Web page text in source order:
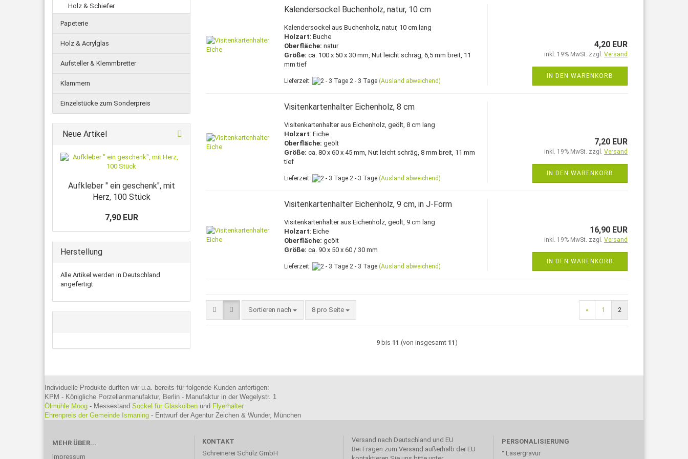
Kalendersockel Buchenholz, natur, 10 cm
Kalendersockel aus Buchenholz, natur, 10 cm lang
Holzart: Buche
Oberfläche: natur
Größe: ca. 100 x 50 x 30 mm, Nut leicht schräg, 6,5 mm breit, 11
mm tief
Lieferzeit: 2 - 3 Tage (Ausland abweichend)
4,20 EUR
inkl. 19% MwSt. zzgl. Versand
IN DEN WARENKORB
Visitenkartenhalter Eichenholz, 8 cm
Visitenkartenhalter aus Eichenholz, geölt, 8 cm lang
Holzart: Eiche
Oberfläche: geölt
Größe: ca. 80 x 60 x 45 mm, Nut leicht schräg, 8 mm breit, 11 mm
tief
Lieferzeit: 2 - 3 Tage (Ausland abweichend)
7,20 EUR
inkl. 19% MwSt. zzgl. Versand
IN DEN WARENKORB
Visitenkartenhalter Eichenholz, 9 cm, in J-Form
Visitenkartenhalter aus Eichenholz, geölt, 9 cm lang
Holzart: Eiche
Oberfläche: geölt
Größe: ca. 90 x 50 x 60 / 30 mm
Lieferzeit: 2 - 3 Tage (Ausland abweichend)
16,90 EUR
inkl. 19% MwSt. zzgl. Versand
IN DEN WARENKORB
Sortieren nach
Sortieren nach 8 pro Seite
pro Seite « 1 2
9 bis 11 (von insgesamt 11)
Holz & Schiefer
Papeterie
Holz & Acrylglas
Aufsteller & Klemmbretter
Klammern
Einzelstücke zum Sonderpreis
Neue Artikel
Aufkleber " ein geschenk", mit
Herz, 100 Stück
7,90 EUR
Herstellung
Alle Artikel werden in Deutschland
angefertigt
Individuelle Produkte durften wir u.a. bereits für folgende Kunden anfertigen:
KPM - Königliche Porzellanmanufaktur, Berlin - Manufaktur in der Wegelystr. 1
Ölmühle Moog - Messestand Sockel für Glaskolben und Flyerhalter
Ehrenpreis der Gemeinde Ismaning - Entwurf der Agentur Zeichen & Wunder, München
MEHR ÜBER...
Impressum
KONTAKT
Schreinerei Schulz GmbH
Versand nach Deutschland und EU
Bei Fragen zum Versand außerhalb der EU
PERSONALISIERUNG
° Lasergravur